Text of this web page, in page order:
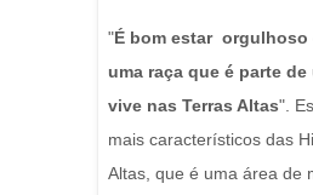
"É bom estar orgulhoso
uma raça que é parte
vive nas Terras Altas".
mais característicos das
Altas, que é uma área de